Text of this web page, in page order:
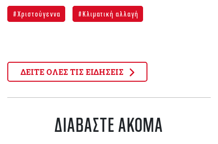
Χριστούγεννα Κλιματική αλλαγή
ΔΕΙΤΕ ΟΛΕΣ ΤΙΣ ΕΙΔΗΣΕΙΣ
ΔΙΑΒΑΣΤΕ ΑΚΟΜΑ